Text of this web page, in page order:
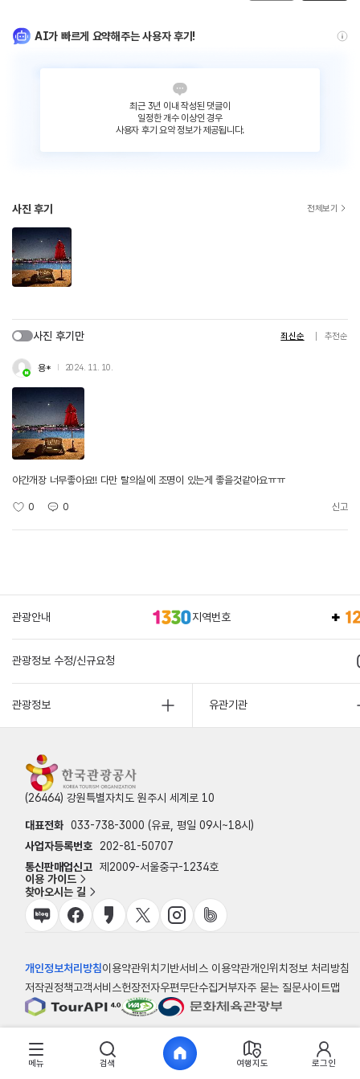
AI가 빠르게 요약해주는 사용자 후기!
최근 3년 이내 작성된 댓글이
일정한 개수 이상인 경우
사용자 후기 요약 정보가 제공됩니다.
사진 후기 전체보기
사진 후기만 최신순 추천순
용* 2024. 11. 10.
야간개장 너무좋아요!! 다만 탈의실에 조명이 있는게 좋을것같아요ㅠㅠ
0 0 신고
관광안내 지역번호
관광정보 수정/신규요청
관광정보 유관기관
(26464) 강원특별자치도 원주시 세계로 10
대표전화 033-738-3000 (유료, 평일 09시~18시)
사업자등록번호
202-81-50707
통신판매업신고 제2009-서울중구-1234호
이용 가이드
찾아오시는 길
개인정보처리방침이용약관위치기반서비스 이용약관개인위치정보 처리방침
저작권정책고객서비스헌장전자우편무단수집거부자주 묻는 질문사이트맵
© 한국관광공사
메뉴 검색 여행지도 로그인